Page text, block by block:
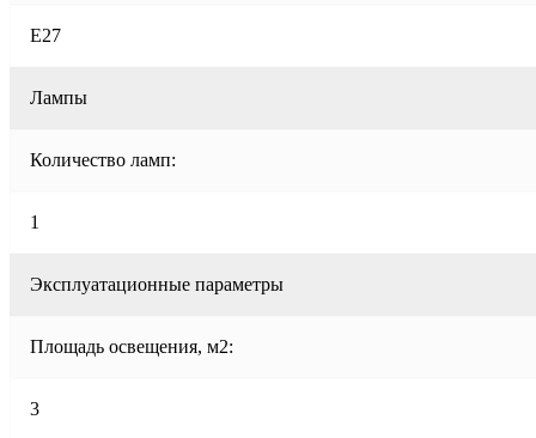
E27
Лампы
Количество ламп:
1
Эксплуатационные параметры
Площадь освещения, м2:
3